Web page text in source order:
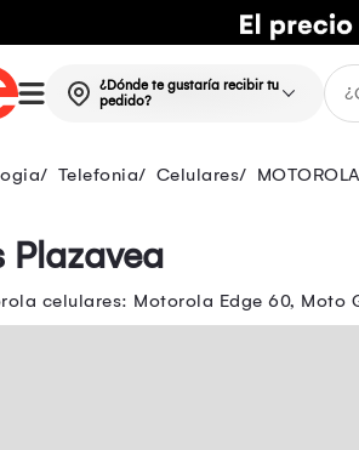
¿Dónde te gustaría recibir tu
pedido?
Telefonia Celulares MOTOROLA
Plazavea
celulares: Motorola Edge 60,